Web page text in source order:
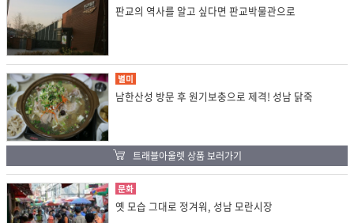
판교의 역사를 알고 싶다면 판교박물관으로
별미
남한산성 방문 후 원기보충으로 제격! 성남 닭죽
트래블아울렛 상품 보러가기
문화
옛 모습 그대로 정겨워, 성남 모란시장